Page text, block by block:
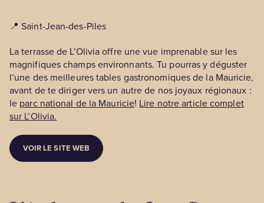
📍 Saint-Jean-des-Piles
La terrasse de L’Olivia offre une vue imprenable sur les
magnifiques champs environnants. Tu pourras y déguster
l’une des meilleures tables gastronomiques de la Mauricie,
avant de te diriger vers un autre de nos joyaux régionaux :
le parc national de la Mauricie! Lire notre article complet
sur L’Olivia.
VOIR LE SITE WEB